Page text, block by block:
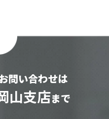
問い合わせは
山支店まで